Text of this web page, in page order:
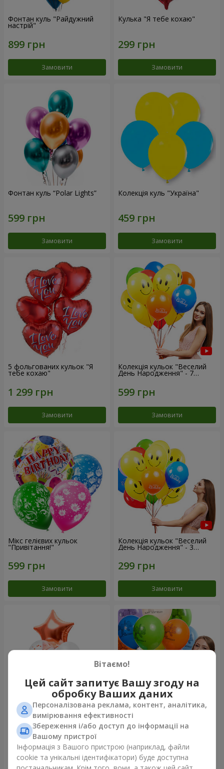
Фонтан куль "Райдужний
настрій"
Замовити
Кулька "Я тебе кохаю"
Замовити
Фонтан куль “Polar Lights”
Замовити
Колекція куль "Україна"
Замовити
5 фольгованих кульок "Я
тебе кохаю"
Замовити
Колекція кульок "Веселий
День Народження" - 7
кульок
Замовити
Мікс гелієвих кульок
"Привітання!"
Замовити
Колекція кульок "Веселий
День Народження" - 3
кульки
Замовити
Фонтан куль “Світ чудес”
Замовити
Коллекция шариков "День
рождения" (с Тедди)
Замовити
Вітаємо!
Цей сайт запитує Вашу згоду на
обробку Ваших даних
Персоналізована реклама, контент, аналітика,
вимірювання ефективності
Збереження і/або доступ до інформації на
Вашому пристрої
Інформація з Вашого пристрою (наприклад, файли
cookie та унікальні ідентифікатори) буде доступна